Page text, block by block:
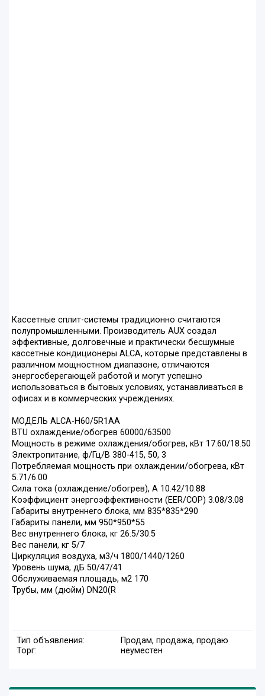
Кассетные сплит-системы традиционно считаются
полупромышленными. Производитель AUX создал
эффективные, долговечные и практически бесшумные
кассетные кондиционеры ALCA, которые представлены в
различном мощностном диапазоне, отличаются
энергосберегающей работой и могут успешно
использоваться в бытовых условиях, устанавливаться в
офисах и в коммерческих учреждениях.
МОДЕЛЬ ALCA-H60/5R1AA
BTU охлаждение/обогрев 60000/63500
Мощность в режиме охлаждения/обогрев, кВт 17.60/18.50
Электропитание, ф/Гц/В 380-415, 50, 3
Потребляемая мощность при охлаждении/обогрева, кВт
5.71/6.00
Сила тока (охлаждение/обогрев), А 10.42/10.88
Коэффициент энергоэффективности (EER/COP) 3.08/3.08
Габариты внутреннего блока, мм 835*835*290
Габариты панели, мм 950*950*55
Вес внутреннего блока, кг 26.5/30.5
Вес панели, кг 5/7
Циркуляция воздуха, м3/ч 1800/1440/1260
Уровень шума, дБ 50/47/41
Обслуживаемая площадь, м2 170
Трубы, мм (дюйм) DN20(R
Тип объявления:
Продам, продажа, продаю
Торг:
неуместен